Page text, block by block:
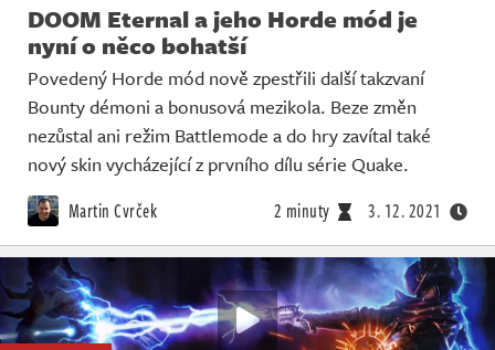
DOOM Eternal a jeho Horde mód je
nyní o něco bohatší
Povedený Horde mód nově zpestřili další takzvaní
Bounty démoni a bonusová mezikola. Beze změn
nezůstal ani režim Battlemode a do hry zavítal také
nový skin vycházející z prvního dílu série Quake.
Martin Cvrček 2 minuty 3. 12. 2021